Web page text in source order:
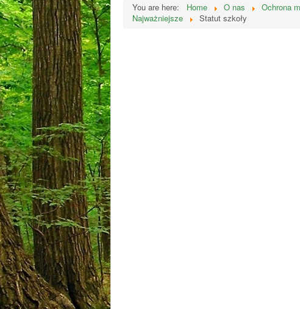
You are here: Home O nas Ochrona
Najważniejsze
Statut szkoły